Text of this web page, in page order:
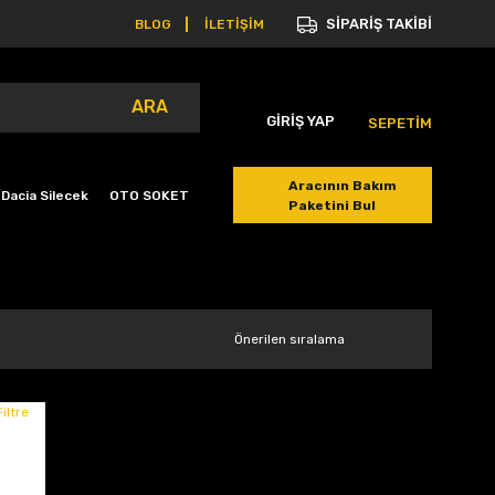
BLOG İLETİŞİM SİPARİŞ TAKİBİ
ARA
GİRİŞ YAP SEPETİM
Silecek OTO SOKET
Aracının Bakım
Paketini Bul